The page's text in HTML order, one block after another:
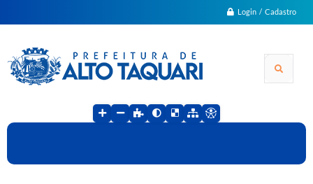
Login / Cadastro